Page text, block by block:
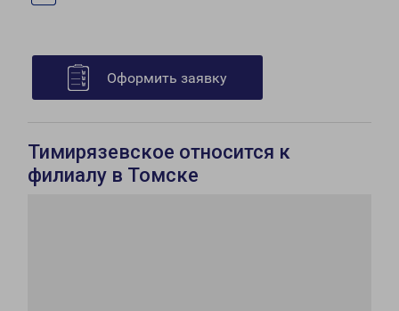
Оформить заявку
Тимирязевское относится к
филиалу в Томске